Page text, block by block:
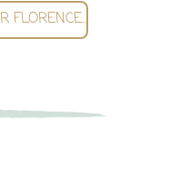
FLORENCE…